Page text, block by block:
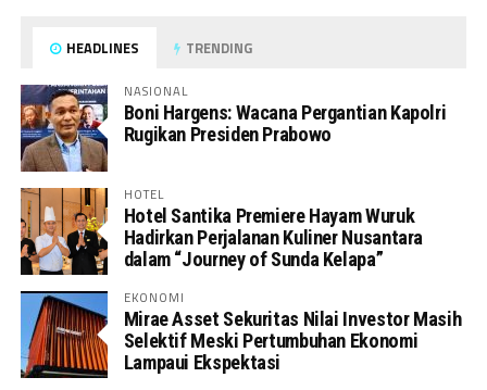
HEADLINES TRENDING
NASIONAL
Boni Hargens: Wacana Pergantian Kapolri
Rugikan Presiden Prabowo
HOTEL
Hotel Santika Premiere Hayam Wuruk
Hadirkan Perjalanan Kuliner Nusantara
dalam “Journey of Sunda Kelapa”
EKONOMI
Mirae Asset Sekuritas Nilai Investor Masih
Selektif Meski Pertumbuhan Ekonomi
Lampaui Ekspektasi